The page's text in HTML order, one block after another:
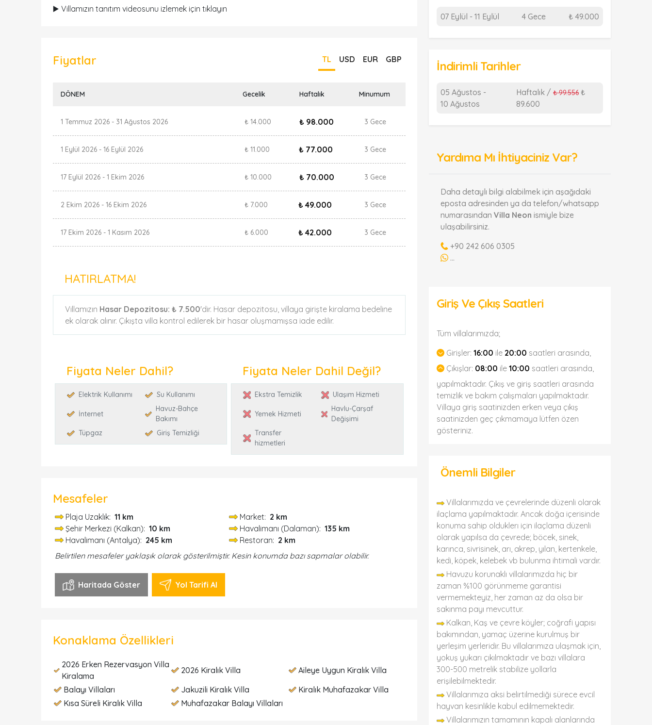
▶️ Villamızın tanıtım videosunu izlemek için tıklayın
Fiyatlar TL USD EUR GBP
DÖNEM Gecelik Haftalık Minumum
1 Temmuz 2026 - 31 Ağustos 2026 ₺ 14.000 ₺ 98.000 3 Gece
1 Eylül 2026 - 16 Eylül 2026 ₺ 11.000 ₺ 77.000 3 Gece
17 Eylül 2026 - 1 Ekim 2026 ₺ 10.000 ₺ 70.000 3 Gece
2 Ekim 2026 - 16 Ekim 2026 ₺ 7.000 ₺ 49.000 3 Gece
17 Ekim 2026 - 1 Kasım 2026 ₺ 6.000 ₺ 42.000 3 Gece
HATIRLATMA!
Villamızın Hasar Depozitosu: ₺ 7.500'dir. Hasar depozitosu, villaya girişte kiralama bedeline
ek olarak alınır. Çıkışta villa kontrol edilerek bir hasar oluşmamışsa iade edilir.
Fiyata Neler Dahil?
Elektrik Kullanımı Su Kullanımı
İnternet
Havuz-Bahçe
Bakımı
Tüpgaz
Giriş Temizliği
Fiyata Neler Dahil Değil?
Ekstra Temizlik Ulaşım Hizmeti
Yemek Hizmeti
Havlu-Çarşaf
Değişimi
Transfer
hizmetleri
Mesafeler
Plaja Uzaklık: 11 km Market: 2 km
Şehir Merkezi (Kalkan): 10 km Havalimanı (Dalaman):135 km
Havalimanı (Antalya): 245 km Restoran: 2 km
Belirtilen mesafeler yaklaşık olarak gösterilmiştir. Kesin konumda bazı sapmalar olabilir.
Haritada Göster Yol Tarifi Al
Konaklama Özellikleri
2026 Erken Rezervasyon Villa
Kiralama
2026 Kiralık Villa
Aileye Uygun Kiralık Villa
Balayı Villaları
Jakuzili Kiralık Villa
Kiralık Muhafazakar Villa
Kısa Süreli Kiralık Villa
Muhafazakar Balayı Villaları
07 Eylül - 11 Eylül 4 Gece ₺ 49.000
İndirimli Tarihler
05 Ağustos -
10 Ağustos
Haftalık /₺ 99.556₺
89.600
Yardıma Mı İhtiyaciniz Var?
Daha detaylı bilgi alabilmek için aşağıdaki
eposta adresinden ya da telefon/whatsapp
numarasından Villa Neon ismiyle bize
ulaşabilirsiniz.
+90 242 606 0305
...
Giriş Ve Çıkış Saatleri
Tüm villalarımızda;
Girişler: 16:00 ile 20:00 saatleri arasında,
Çıkışlar: 08:00 ile 10:00 saatleri arasında,
yapılmaktadır. Çıkış ve giriş saatleri arasında
temizlik ve bakım çalışmaları yapılmaktadır.
Villaya giriş saatinizden erken veya çıkış
saatinizden geç çıkmamaya lütfen özen
gösteriniz.
Önemli Bilgiler
Villalarımızda ve çevrelerinde düzenli olarak
ilaçlama yapılmaktadır. Ancak doğa içerisinde
konuma sahip olduklerı için ilaçlama düzenli
olarak yapılsa da çevrede; böcek, sinek,
karınca, sivrisinek, arı, akrep, yılan, kertenkele,
kedi, köpek, kelebek vb bulunma ihtimali vardır.
Havuzu korunaklı villalarımızda hiç bir
zaman %100 görünmeme garantisi
vermemekteyiz, her zaman az da olsa bir
sakınma payı mevcuttur.
Kalkan, Kaş ve çevre köyler; coğrafi yapısı
bakımından, yamaç üzerine kurulmuş bir
yerleşim yerleridir. Bu villalarımıza ulaşmak için,
yokuş yukarı çıkılmaktadır ve bazı villalara
300-500 metrelik stabilize yollarla
erişilebilmektedir.
Villalarımıza aksi belirtilmediği sürece evcil
hayvan kesinlikle kabul edilmemektedir.
Villalarımızın tamamının kapalı alanlarında